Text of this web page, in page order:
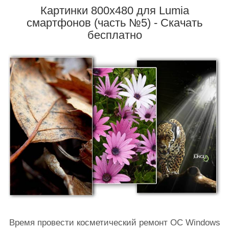
Картинки 800x480 для Lumia
смартфонов (часть №5) - Скачать
бесплатно
Время провести косметический ремонт ОС Windows